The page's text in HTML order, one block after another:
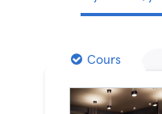
Cours